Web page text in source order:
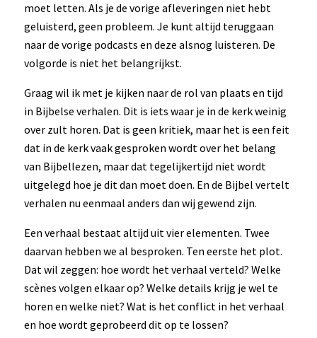
moet letten. Als je de vorige afleveringen niet hebt
geluisterd, geen probleem. Je kunt altijd teruggaan
naar de vorige podcasts en deze alsnog luisteren. De
volgorde is niet het belangrijkst.
Graag wil ik met je kijken naar de rol van plaats en tijd
in Bijbelse verhalen. Dit is iets waar je in de kerk weinig
over zult horen. Dat is geen kritiek, maar het is een feit
dat in de kerk vaak gesproken wordt over het belang
van Bijbellezen, maar dat tegelijkertijd niet wordt
uitgelegd hoe je dit dan moet doen. En de Bijbel vertelt
verhalen nu eenmaal anders dan wij gewend zijn.
Een verhaal bestaat altijd uit vier elementen. Twee
daarvan hebben we al besproken. Ten eerste het plot.
Dat wil zeggen: hoe wordt het verhaal verteld? Welke
scènes volgen elkaar op? Welke details krijg je wel te
horen en welke niet? Wat is het conflict in het verhaal
en hoe wordt geprobeerd dit op te lossen?